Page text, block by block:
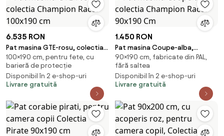
6.535 RON
Pat masina GTE-rosu, colectia
Champion Racer 100x190 cm
100×190 cm, pentru fete, cu
barieră de protecție
Disponibil în 2 e-shop-uri
Livrare gratuită
1.450 RON
Pat masina Coupe-alba,
colectia Champion Racer
90x190 Cm
90×190 cm, fabricate din PAL,
fără saltea
Disponibil în 2 e-shop-uri
Livrare gratuită